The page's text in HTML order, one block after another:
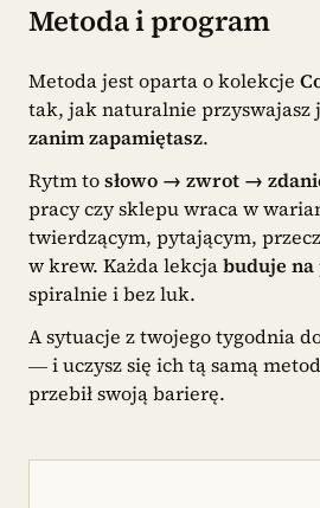
Metoda i program
Metoda jest oparta o kolekcje
tak, jak naturalnie przyswajasz
zanim zapamiętasz.
Rytm tosłowo → zwrot →
pracy czy sklepu wraca w
twierdzącym, pytającym,
w krew. Każda lekcjabuduje
spiralnie i bez luk.
A sytuacje z twojego tygodnia
— i uczysz się ich tą samą
przebił swoją barierę.